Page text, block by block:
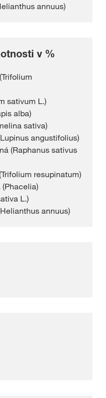
annuus)
v %
sativum L.)
alba)
sativa)
angustifolius)
(Raphanus sativus
resupinatum)
L.)
annuus)